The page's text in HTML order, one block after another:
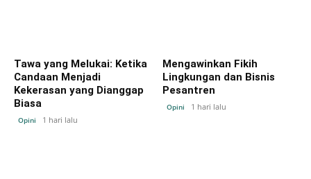
Tawa yang Melukai: Ketika
Candaan Menjadi
Kekerasan yang Dianggap
Biasa
Opini 1 hari lalu
Mengawinkan Fikih
Lingkungan dan Bisnis
Pesantren
Opini 1 hari lalu